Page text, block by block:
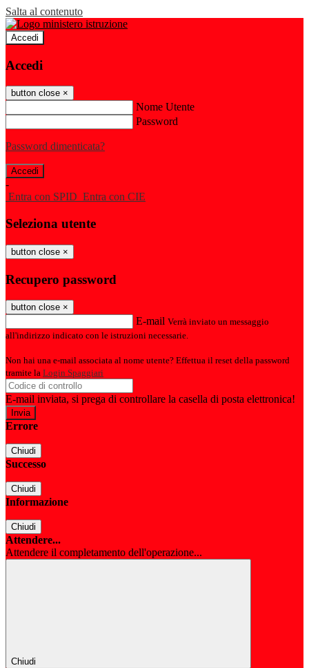
Salta al contenuto
Accedi
Accedi
button close ×
Nome Utente
Password
Password dimenticata?
-
Entra con SPID Entra con CIE
Seleziona utente
button close ×
Recupero password
button close ×
E-mail Verrà inviato un messaggio
all'indirizzo indicato con le istruzioni necessarie.
Non hai una e-mail associata al nome utente? Effettua il reset della password
tramite la Login Spaggiari
E-mail inviata, si prega di controllare la casella di posta elettronica!
Errore
Chiudi
Successo
Chiudi
Informazione
Chiudi
Attendere...
Attendere il completamento dell'operazione...
Chiudi